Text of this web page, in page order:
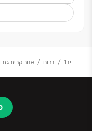
טובים יותר.
בכל פרויקט כמו בכל
פרשקובסקי גרופ –
יד1 דרום אזור קרית גת